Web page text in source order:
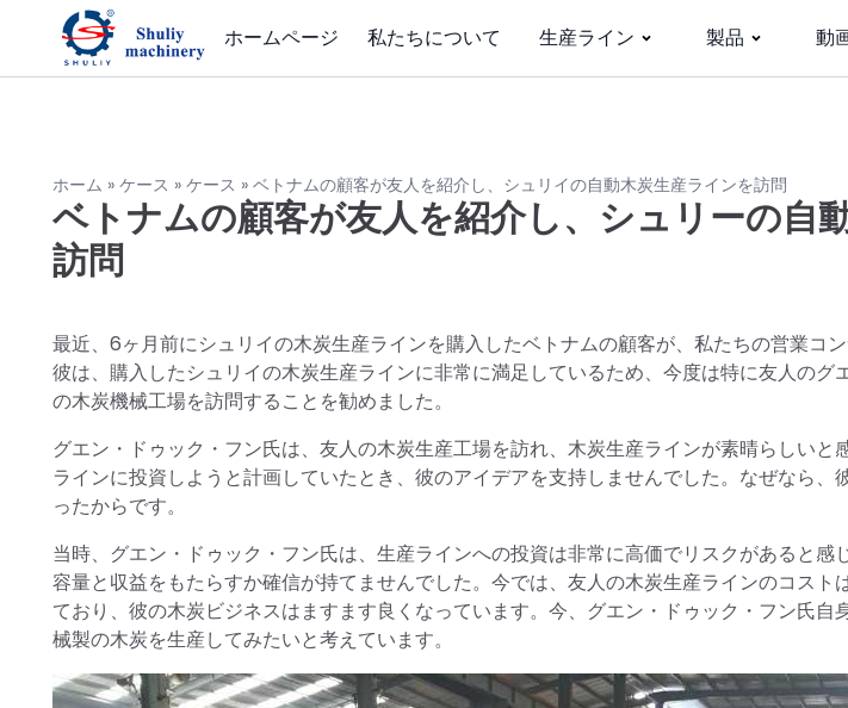
ホームページ 私たちについて 生産ライン 製品 動
ホーム » ケース » ケース » ベトナムの顧客が友人を紹介し、シュリイの自動木炭生産ラインを訪問
ベトナムの顧客が友人を紹介し、シュリーの自
訪問
最近、6ヶ月前にシュリイの木炭生産ラインを購入したベトナムの顧客が、私たちの営業コ
彼は、購入したシュリイの木炭生産ラインに非常に満足しているため、今度は特に友人のグ
の木炭機械工場を訪問することを勧めました。
グエン・ドゥック・フン氏は、友人の木炭生産工場を訪れ、木炭生産ラインが素晴らしいと
ラインに投資しようと計画していたとき、彼のアイデアを支持しませんでした。なぜなら、
ったからです。
当時、グエン・ドゥック・フン氏は、生産ラインへの投資は非常に高価でリスクがあると感
容量と収益をもたらすか確信が持てませんでした。今では、友人の木炭生産ラインのコスト
ており、彼の木炭ビジネスはますます良くなっています。今、グエン・ドゥック・フン氏自
械製の木炭を生産してみたいと考えています。